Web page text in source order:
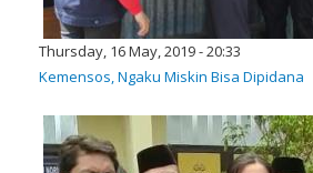
Thursday, 16 May, 2019 - 20:33
Kemensos, Ngaku Miskin Bisa Dipidana